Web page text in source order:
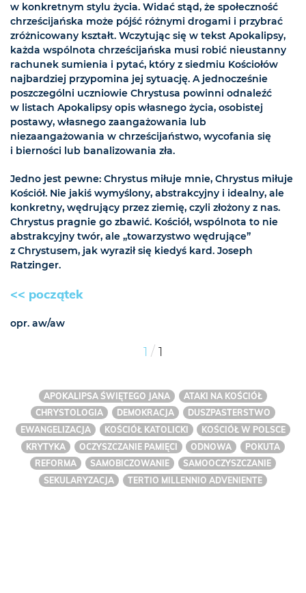
w konkretnym stylu życia. Widać stąd, że społeczność
chrześcijańska może pójść różnymi drogami i przybrać
zróżnicowany kształt. Wczytując się w tekst Apokalipsy,
każda wspólnota chrześcijańska musi robić nieustanny
rachunek sumienia i pytać, który z siedmiu Kościołów
najbardziej przypomina jej sytuację. A jednocześnie
poszczególni uczniowie Chrystusa powinni odnaleźć
w listach Apokalipsy opis własnego życia, osobistej
postawy, własnego zaangażowania lub
niezaangażowania w chrześcijaństwo, wycofania się
i bierności lub banalizowania zła.
Jedno jest pewne: Chrystus miłuje mnie, Chrystus miłuje
Kościół. Nie jakiś wymyślony, abstrakcyjny i idealny, ale
konkretny, wędrujący przez ziemię, czyli złożony z nas.
Chrystus pragnie go zbawić. Kościół, wspólnota to nie
abstrakcyjny twór, ale „towarzystwo wędrujące”
z Chrystusem, jak wyraził się kiedyś kard. Joseph
Ratzinger.
<< początek
opr. aw/aw
1 / 1
APOKALIPSA ŚWIĘTEGO JANA
ATAKI NA KOŚCIÓŁ
CHRYSTOLOGIA
DEMOKRACJA
DUSZPASTERSTWO
EWANGELIZACJA
KOŚCIÓŁ KATOLICKI
KOŚCIÓŁ W POLSCE
KRYTYKA
OCZYSZCZANIE PAMIĘCI ODNOWA
POKUTA
REFORMA
SAMOBICZOWANIE
SAMOOCZYSZCZANIE
SEKULARYZACJA
TERTIO MILLENNIO ADVENIENTE